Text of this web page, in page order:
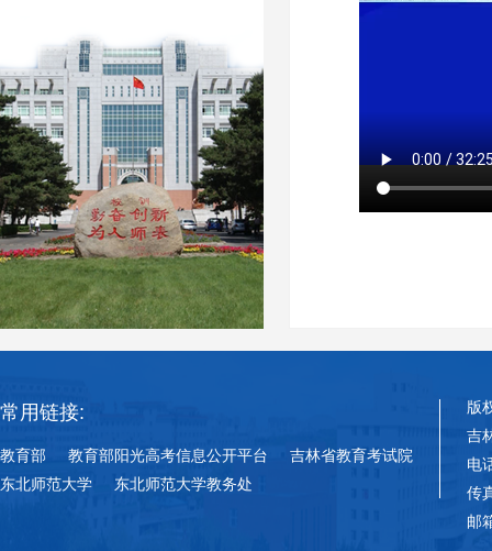
常用链接:
教育部 教育部阳光高考信息公开平台
吉林省教育考试院
东北师范大学
东北师范大学教务处
版
吉
电
传
邮